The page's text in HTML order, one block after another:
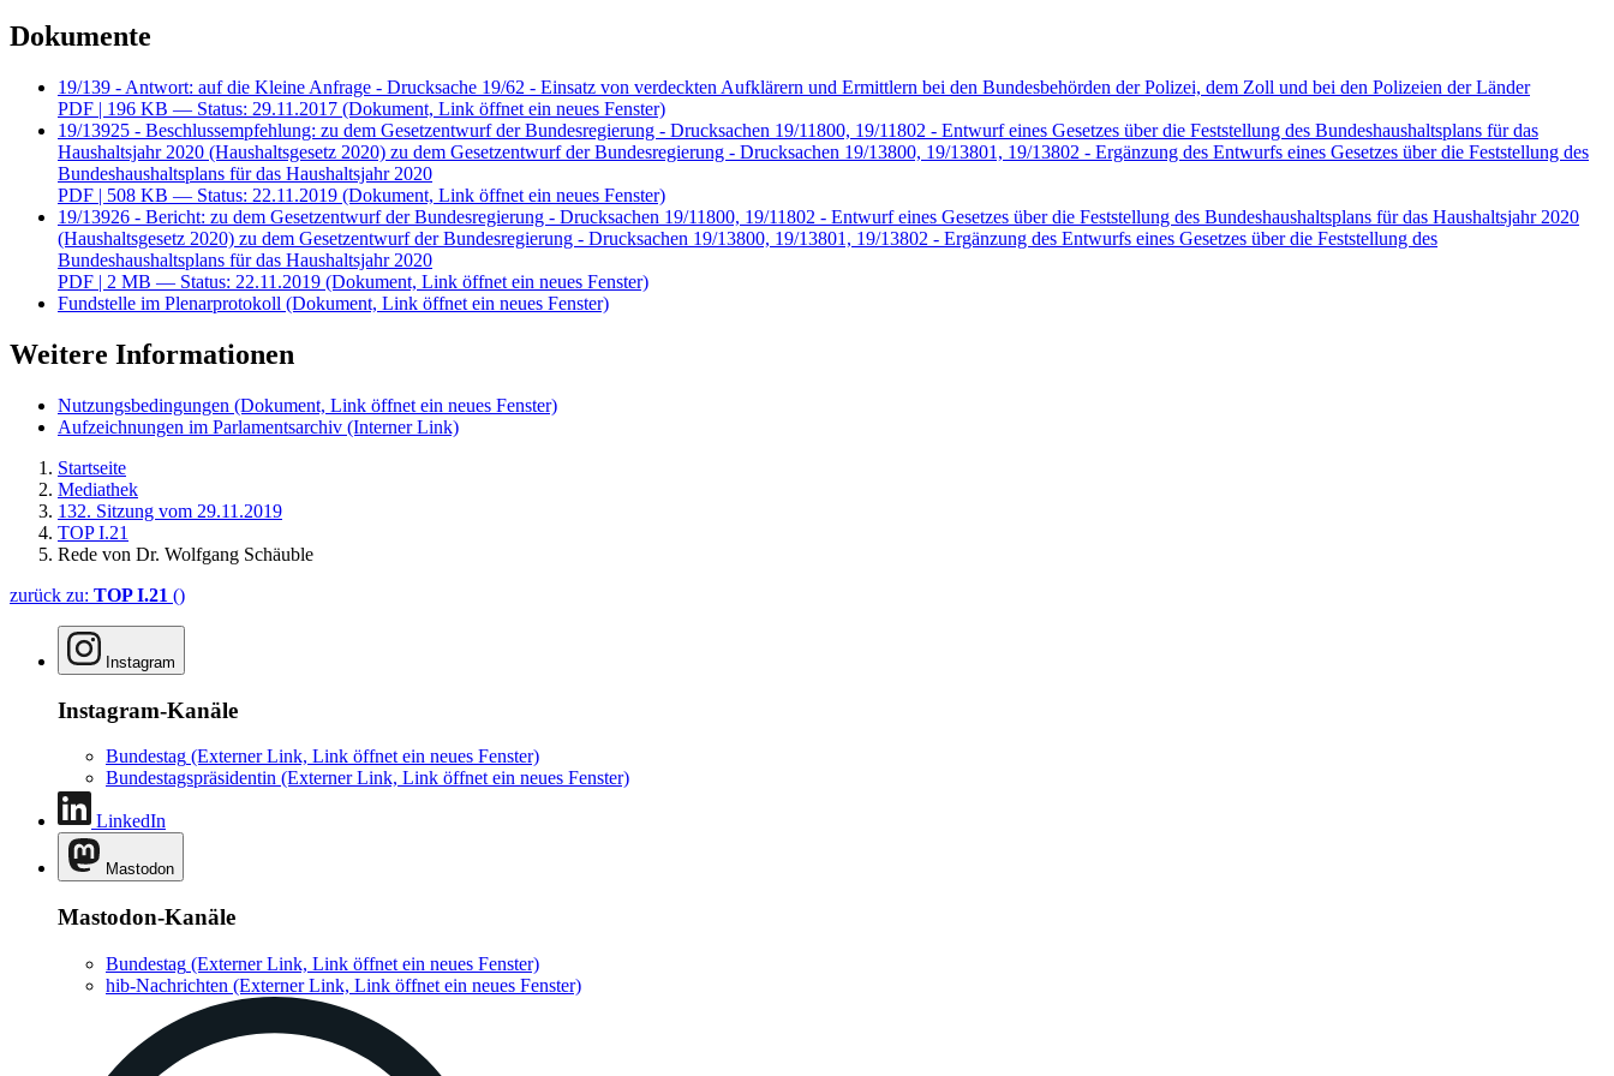
Dokumente
19/139 - Antwort: auf die Kleine Anfrage - Drucksache 19/62 - Einsatz von verdeckten Aufklärern und Ermittlern bei den Bundesbehörden der Polizei, dem Zoll und bei den Polizeien der Länder
PDF | 196 KB — Status: 29.11.2017 (Dokument, Link öffnet ein neues Fenster)
19/13925 - Beschlussempfehlung: zu dem Gesetzentwurf der Bundesregierung - Drucksachen 19/11800, 19/11802 - Entwurf eines Gesetzes über die Feststellung des Bundeshaushaltsplans für das
Haushaltsjahr 2020 (Haushaltsgesetz 2020) zu dem Gesetzentwurf der Bundesregierung - Drucksachen 19/13800, 19/13801, 19/13802 - Ergänzung des Entwurfs eines Gesetzes über die Feststellung des
Bundeshaushaltsplans für das Haushaltsjahr 2020
PDF | 508 KB — Status: 22.11.2019 (Dokument, Link öffnet ein neues Fenster)
19/13926 - Bericht: zu dem Gesetzentwurf der Bundesregierung - Drucksachen 19/11800, 19/11802 - Entwurf eines Gesetzes über die Feststellung des Bundeshaushaltsplans für das Haushaltsjahr 2020
(Haushaltsgesetz 2020) zu dem Gesetzentwurf der Bundesregierung - Drucksachen 19/13800, 19/13801, 19/13802 - Ergänzung des Entwurfs eines Gesetzes über die Feststellung des
Bundeshaushaltsplans für das Haushaltsjahr 2020
PDF | 2 MB — Status: 22.11.2019 (Dokument, Link öffnet ein neues Fenster)
Fundstelle im Plenarprotokoll (Dokument, Link öffnet ein neues Fenster)
Weitere Informationen
Nutzungsbedingungen (Dokument, Link öffnet ein neues Fenster)
Aufzeichnungen im Parlamentsarchiv (Interner Link)
Startseite
Mediathek
132. Sitzung vom 29.11.2019
TOP I.21
Rede von Dr. Wolfgang Schäuble
zurück zu: TOP I.21 ()
Instagram
Instagram-Kanäle
Bundestag (Externer Link, Link öffnet ein neues Fenster)
Bundestagspräsidentin (Externer Link, Link öffnet ein neues Fenster)
LinkedIn
Mastodon
Mastodon-Kanäle
Bundestag (Externer Link, Link öffnet ein neues Fenster)
hib-Nachrichten (Externer Link, Link öffnet ein neues Fenster)